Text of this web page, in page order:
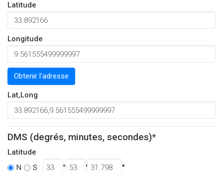
Latitude
Longitude
Obtenir l'adresse
Lat,Long
DMS (degrés, minutes, secondes)*
Latitude
N
S ° ' ''